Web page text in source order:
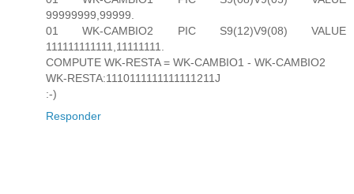
99999999,99999.
01 WK-CAMBIO2 PIC S9(12)V9(08) VALUE
111111111111,11111111.
COMPUTE WK-RESTA = WK-CAMBIO1 - WK-CAMBIO2
WK-RESTA:1110111111111111211J
:-)
Responder